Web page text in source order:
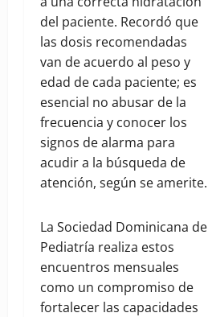
del paciente. Recordó que
las dosis recomendadas
van de acuerdo al peso y
edad de cada paciente; es
esencial no abusar de la
frecuencia y conocer los
signos de alarma para
acudir a la búsqueda de
atención, según se amerite.
La Sociedad Dominicana de
Pediatría realiza estos
encuentros mensuales
como un compromiso de
fortalecer las capacidades